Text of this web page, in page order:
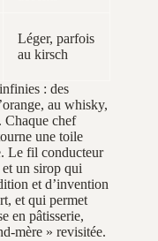
Léger, parfois
au kirsch
: des
au whisky,
Chaque chef
une toile
Le fil conducteur
et un sirop qui
et d’invention
et qui permet
en pâtisserie,
mère » revisitée.